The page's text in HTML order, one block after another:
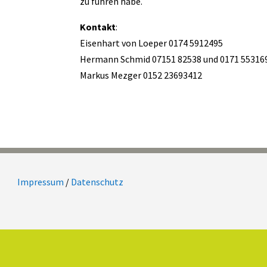
Kontakt:
Eisenhart von Loeper 0174 5912495
Hermann Schmid 07151 82538 und 0171
Markus Mezger 0152 23693412
Impressum / Datenschutz